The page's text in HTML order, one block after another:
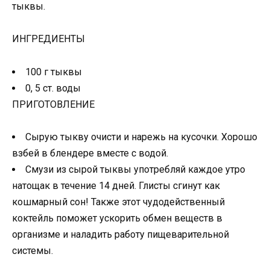
тыквы.
ИНГРЕДИЕНТЫ
100 г тыквы
0, 5 ст. воды
ПРИГОТОВЛЕНИЕ
Сырую тыкву очисти и нарежь на кусочки. Хорошо
взбей в блендере вместе с водой.
Смузи из сырой тыквы употребляй каждое утро
натощак в течение 14 дней. Глисты сгинут как
кошмарный сон! Также этот чудодейственный
коктейль поможет ускорить обмен веществ в
организме и наладить работу пищеварительной
системы.